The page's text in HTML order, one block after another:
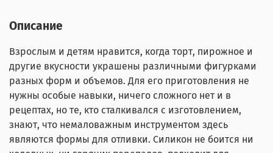
Описание
Взрослым и детям нравится, когда торт, пирожное и
другие вкусности украшены различными фигурками
разных форм и объемов. Для его приготовления не
нужны особые навыки, ничего сложного нет и в
рецептах, но те, кто сталкивался с изготовлением,
знают, что немаловажным инструментом здесь
являются формы для отливки. Силикон не боится ни